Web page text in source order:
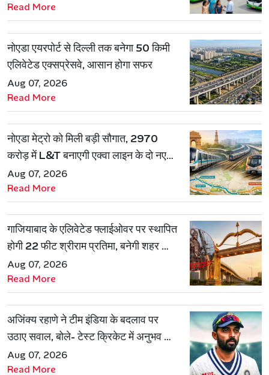
Read More
नोएडा एयरपोर्ट से दिल्ली तक बनेगा 50 किमी
एलिवेटेड एक्सप्रेसवे, आसान होगा सफर
Aug 07, 2026
Read More
नोएडा मेट्रो को मिली बड़ी सौगात, 2970
करोड़ में L&T बनाएगी एक्वा लाइन के दो नए
रूट
Aug 07, 2026
Read More
गाजियाबाद के एलिवेटेड फ्लाईओवर पर स्थापित
होगी 22 फीट श्रीराम प्रतिमा, बनेगी शहर की
नई पहचान
Aug 07, 2026
Read More
अजिंक्य रहाणे ने टीम इंडिया के बदलाव पर
उठाए सवाल, बोले- टेस्ट क्रिकेट में अनुभव की
जरूरत हमेशा रहेगी
Aug 07, 2026
Read More